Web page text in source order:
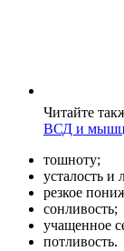
Читайте
ВСД и
тошноту;
усталость и
резкое
сонливость;
учащенное
потливость.